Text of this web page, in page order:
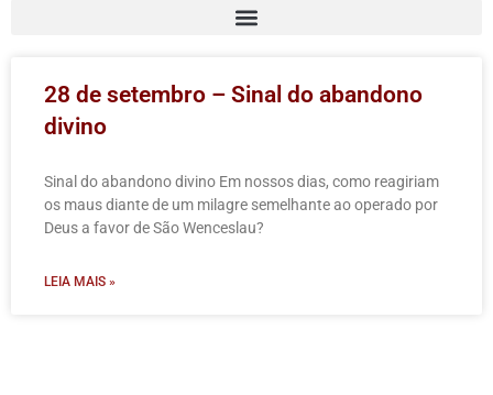
28 de setembro – Sinal do abandono
divino
Sinal do abandono divino Em nossos dias, como reagiriam
os maus diante de um milagre semelhante ao operado por
Deus a favor de São Wenceslau?
LEIA MAIS »